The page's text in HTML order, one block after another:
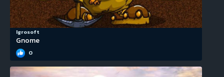
Igrosoft
Gnome
0